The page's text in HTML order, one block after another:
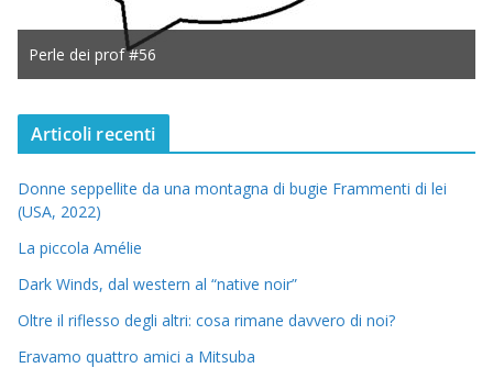
Perle dei prof #56
Articoli recenti
Donne seppellite da una montagna di bugie Frammenti di lei
(USA, 2022)
La piccola Amélie
Dark Winds, dal western al “native noir”
Oltre il riflesso degli altri: cosa rimane davvero di noi?
Eravamo quattro amici a Mitsuba